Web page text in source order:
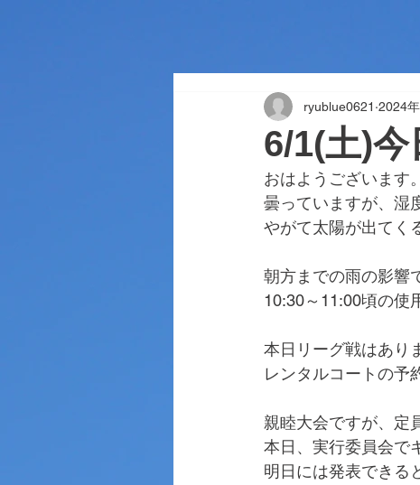
6/1(土)
ryublue0621 2024
おはようございます。
曇っていますが、湿
やがて太陽が出てく
朝方までの雨の影響
10:30～11:00頃の使
本日リーグ戦はあり
レンタルコートの予
親睦大会ですが、定
本日、実行委員会で
明日には発表できる